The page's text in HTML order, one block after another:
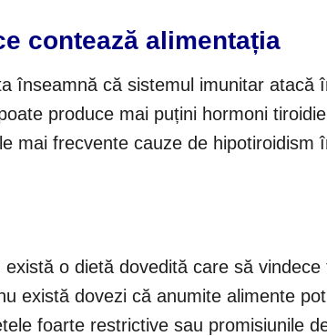
contează alimentația
înseamnă că sistemul imunitar atacă
produce mai puțini hormoni
mai frecvente cauze de hipotiroidism
o dietă dovedită care să vindece
există dovezi că anumite alimente
foarte restrictive sau promisiunile